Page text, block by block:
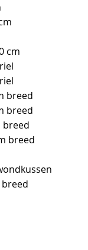
cm
breed
breed
breed
breed